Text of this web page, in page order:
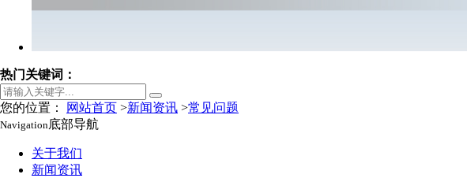
热门关键词：
您的位置： 网站首页 >新闻资讯 >常见问题
Navigation底部导航
关于我们
新闻资讯